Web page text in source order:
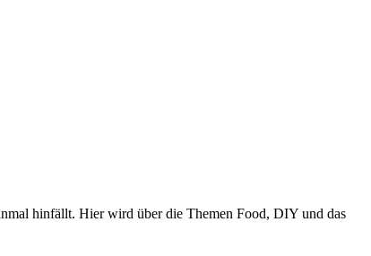
hinfällt. Hier wird über die Themen Food, DIY und das